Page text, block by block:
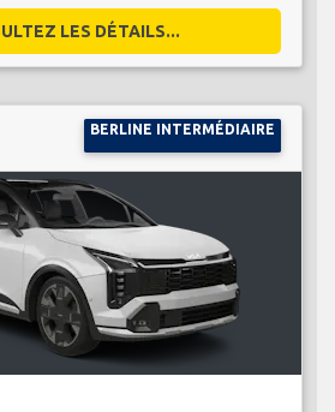
LES DÉTAILS...
BERLINE INTERMÉDIAIRE